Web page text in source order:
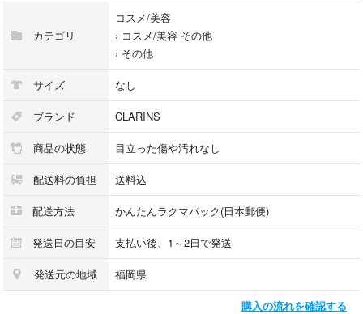
ノズル確認のためワンプッシュ
経年により変色
キャップ無し
購入時期不明
除菌ウェットティッシュにて拭き上げ
発送方法：チャック付き収納パックに入れ緩衝材で包み封筒にて発送。
他にも香水・アクセサリー等複数掲載中❗
カテゴリ
コスメ/美容
› コスメ/美容 その他
› その他
サイズ なし
ブランド CLARINS
商品の状態 目立った傷や汚れなし
配送料の負担 送料込
配送方法 かんたんラクマパック(日本郵便)
発送日の目安 支払い後、1～2日で発送
発送元の地域 福岡県
購入の流れを確認する